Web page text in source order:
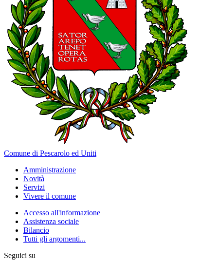
Comune di Pescarolo ed Uniti
Amministrazione
Novità
Servizi
Vivere il comune
Accesso all'informazione
Assistenza sociale
Bilancio
Tutti gli argomenti...
Seguici su